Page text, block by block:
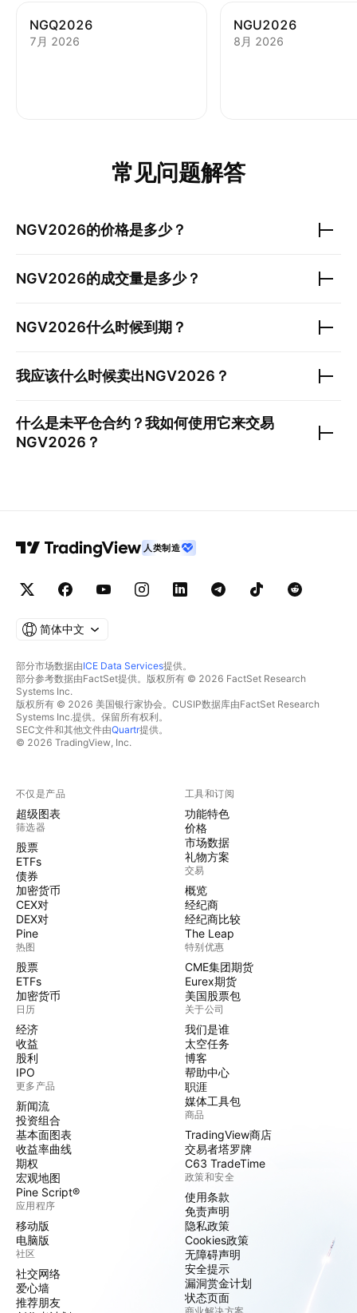
NGQ2026
7月 2026
NGU2026
8月 2026
常见问题解答
NGV2026的价格是多少？
NGV2026的成交量是多少？
NGV2026什么时候到期？
我应该什么时候卖出NGV2026 ？
什么是未平仓合约？我如何使用它来交易
NGV2026 ？
人类制造
简体中文
部分市场数据由ICE Data Services提供。
部分参考数据由FactSet提供。版权所有 © 2026 FactSet Research
Systems Inc.
版权所有 © 2026 美国银行家协会。CUSIP数据库由FactSet Research
Systems Inc.提供。保留所有权利。
SEC文件和其他文件由Quartr提供。
© 2026 TradingView, Inc.
不仅是产品
超级图表
筛选器
股票
ETFs
债券
加密货币
CEX对
DEX对
Pine
热图
股票
ETFs
加密货币
日历
经济
收益
股利
IPO
更多产品
新闻流
投资组合
基本面图表
收益率曲线
期权
宏观地图
Pine Script®
应用程序
移动版
电脑版
社区
社交网络
爱心墙
推荐朋友
工具和订阅
功能特色
价格
市场数据
礼物方案
交易
概览
经纪商
经纪商比较
The Leap
特别优惠
CME集团期货
Eurex期货
美国股票包
关于公司
我们是谁
太空任务
博客
帮助中心
职涯
媒体工具包
商品
TradingView商店
交易者塔罗牌
C63 TradeTime
政策和安全
使用条款
免责声明
隐私政策
Cookies政策
无障碍声明
安全提示
漏洞赏金计划
状态页面